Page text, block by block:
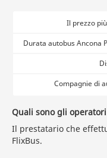
Il prezzo
Durata autobus Ancona
Compagnie di
Quali sono gli
Il prestatario che
FlixBus.